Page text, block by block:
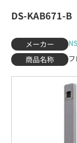
DS-KAB671-B
メーカー
商品名称